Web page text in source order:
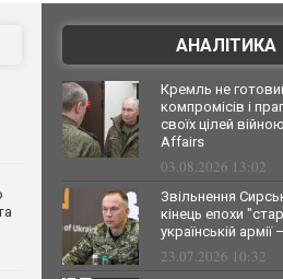
АНАЛІТИКА
Кремль не
компромісів і
своїх цілей
Affairs
03.08.2026 13:02
Звільнення
кінець епохи
українській армії
23.07.2026 10:32